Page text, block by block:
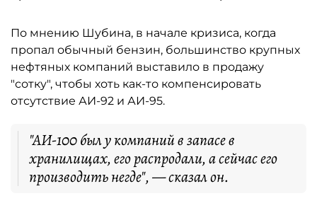
По мнению Шубина, в начале кризиса, когда
пропал обычный бензин, большинство крупных
нефтяных компаний выставило в продажу
"сотку", чтобы хоть как-то компенсировать
отсутствие АИ-92 и АИ-95.
"АИ-100 был у компаний в запасе в
хранилищах, его распродали, а сейчас его
производить негде", — сказал он.